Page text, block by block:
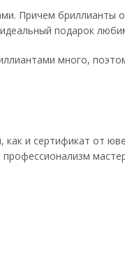
Причем бриллианты
подарок
много,
и сертификат от